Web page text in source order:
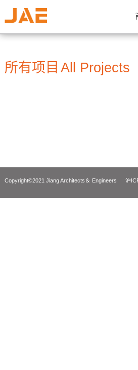
所有项目 All Projects
Copyright©2021 Jiang Architects＆ Engineers